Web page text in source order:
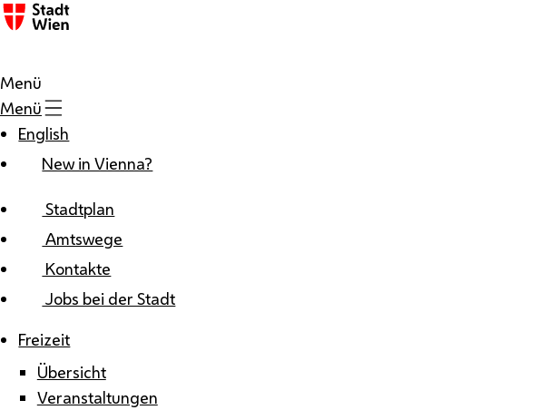
Zum Inhalt
Menü
Menü
English
New in Vienna?
Stadtplan
Amtswege
Kontakte
Jobs bei der Stadt
Freizeit
Übersicht
Veranstaltungen